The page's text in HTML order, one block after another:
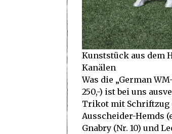
Kunststück aus dem
Kanälen
Was die „German
250,-) ist bei uns
Trikot mit Schriftzug
Ausscheider-Hemds
Gnabry (Nr. 10) und